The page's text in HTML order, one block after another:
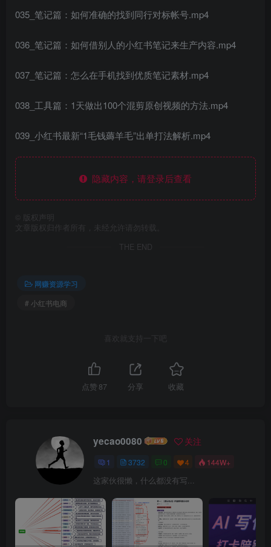
035_笔记篇：如何准确的找到同行对标帐号.mp4
036_笔记篇：如何借别人的小红书笔记来生产内容.mp4
037_笔记篇：怎么在手机找到优质笔记素材.mp4
038_工具篇：1天做出100个混剪原创视频的方法.mp4
039_小红书最新“1毛钱薅羊毛”出单打法解析.mp4
隐藏内容，请登录后查看
版权声明
文章版权归作者所有，未经允许请勿转载。
THE END
网赚资源学习
# 小红书电商
喜欢就支持一下吧
点赞 87 分享 收藏
yecao0080 关注
1 3732 0 4 144W+
这家伙很懒，什么都没有写...